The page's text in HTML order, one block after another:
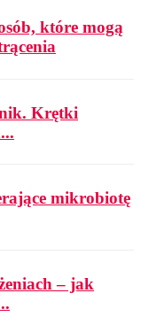
które mogą
Krętki
mikrobiotę
– jak